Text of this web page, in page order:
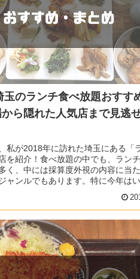
玉のランチ食べ放題おすす
ら隠れた人気店まで見逃
私が2018年に訪れた埼玉にある「
を紹介！食べ放題の中でも、ラン
く、中には採算度外視の内容に当
ャンルでもあります。特に今年はい